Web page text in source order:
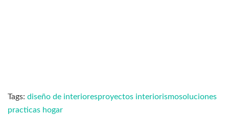
Tags: diseño de interioresproyectos interiorismosoluciones
practicas hogar